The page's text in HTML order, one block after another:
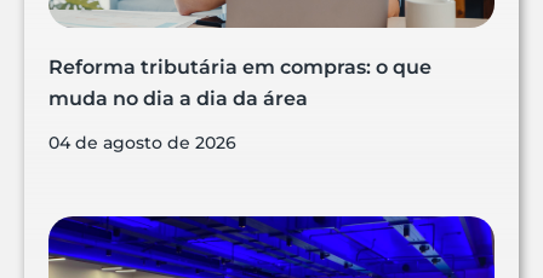
Reforma tributária em compras: o que
muda no dia a dia da área
04 de agosto de 2026